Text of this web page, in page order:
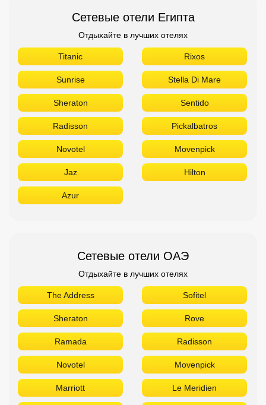
Сетевые отели Египта
Отдыхайте в лучших отелях
Titanic Rixos
Sunrise Stella Di Mare
Sheraton Sentido
Radisson Pickalbatros
Novotel Movenpick
Jaz Hilton
Azur
Сетевые отели ОАЭ
Отдыхайте в лучших отелях
The Address Sofitel
Sheraton Rove
Ramada Radisson
Novotel Movenpick
Marriott Le Meridien